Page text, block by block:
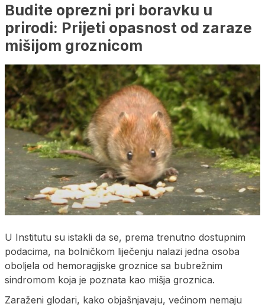
Budite oprezni pri boravku u
prirodi: Prijeti opasnost od zaraze
mišijom groznicom
U Institutu su istakli da se, prema trenutno dostupnim
podacima, na bolničkom liječenju nalazi jedna osoba
oboljela od hemoragijske groznice sa bubrežnim
sindromom koja je poznata kao mišja groznica.
Zaraženi glodari, kako objašnjavaju, većinom nemaju